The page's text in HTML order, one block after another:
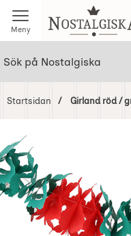
Meny
Startsidan Girland röd /
över
Bilder